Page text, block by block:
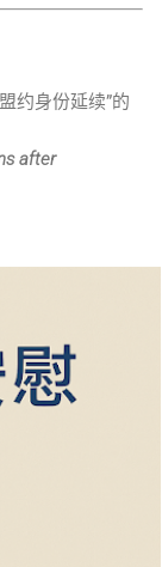
约身份延续”的
after